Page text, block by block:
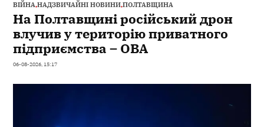
ВІЙНА,НАДЗВИЧАЙНІ НОВИНИ,ПОЛТАВЩИНА
На Полтавщині російський дрон
влучив у територію приватного
підприємства – ОВА
06-08-2026, 15:17